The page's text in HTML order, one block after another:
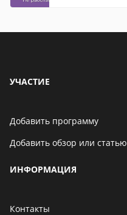
УЧАСТИЕ
Добавить программу
Добавить обзор или статью
ИНФОРМАЦИЯ
Контакты